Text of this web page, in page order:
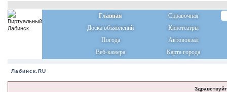
Главная
Справочная
Доска объявлений
Кинотеатры
Погода
Автовокзал
Веб-камера
Карта города
Лабинск.RU